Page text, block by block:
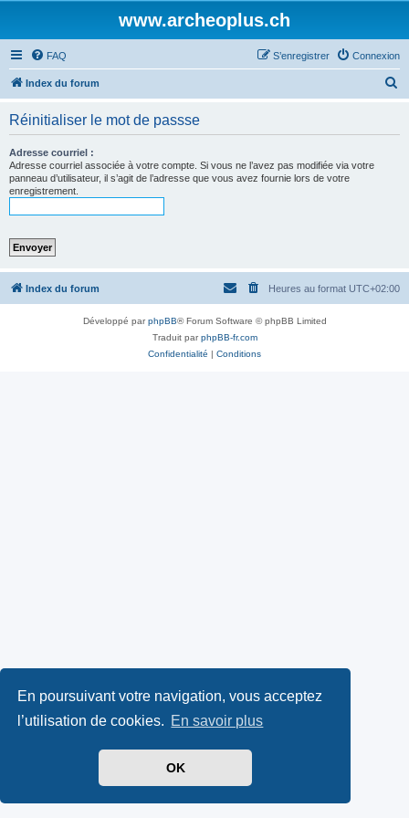
En poursuivant votre navigation, vous acceptez
l’utilisation de cookies. En savoir plus
OK
www.archeoplus.ch
FAQ Connexion
S’enregistrer
Index du forum
Réinitialiser le mot de passse
Adresse courriel :
Adresse courriel associée à votre compte. Si vous ne l’avez pas modifiée via votre
panneau d’utilisateur, il s’agit de l’adresse que vous avez fournie lors de votre
enregistrement.
Index du forum Heures au format UTC+02:00
Développé parphpBB® Forum Software © phpBB Limited
Traduit parphpBB-fr.com
Confidentialité | Conditions